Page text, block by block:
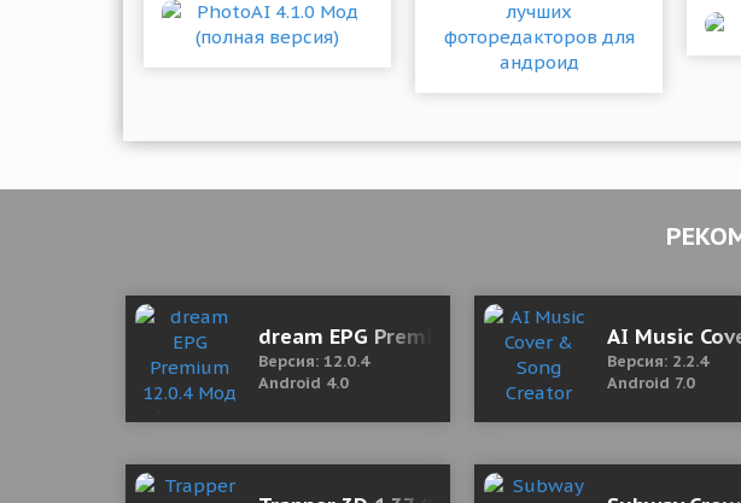
dream EPG Premium 12.0.4 Мод (Полная
Версия: 12.0.4
Android 4.0
AI Music
Версия: 2.2.4
Android 7.0